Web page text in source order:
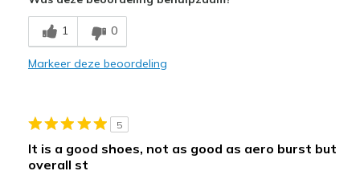
Beste toepassingen
Special Occasions
View On Shoes
Shoes are for Wearing
1 0
Markeer deze beoordeling
5
It is a good shoes, not as good as aero burst but
overall st